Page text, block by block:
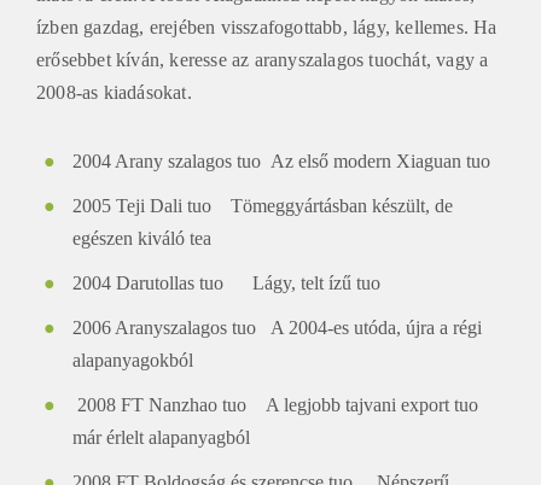
ízben gazdag, erejében visszafogottabb, lágy, kellemes. Ha
erősebbet kíván, keresse az aranyszalagos tuochát, vagy a
2008-as kiadásokat.
2004 Arany szalagos tuo Az első modern Xiaguan tuo
2005 Teji Dali tuo Tömeggyártásban készült, de
egészen kiváló tea
2004 Darutollas tuo Lágy, telt ízű tuo
2006 Aranyszalagos tuo A 2004-es utóda, újra a régi
alapanyagokból
2008 FT Nanzhao tuo A legjobb tajvani export tuo
már érlelt alapanyagból